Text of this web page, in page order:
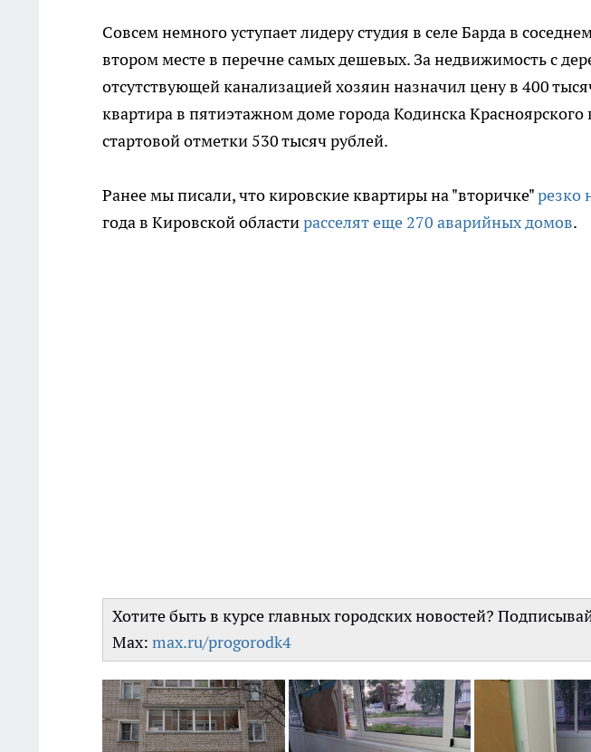
Совсем немного уступает лидеру студия в селе Барда в
втором месте в перечне самых дешевых. За недвижимость с
отсутствующей канализацией хозяин назначил цену в 400
квартира в пятиэтажном доме города Кодинска Красноярского
стартовой отметки 530 тысяч рублей.
Ранее мы писали, что кировские квартиры на "вторичке"резко
года в Кировской областирасселят еще 270 аварийных домов.
Хотите быть в курсе главных городских новостей?
Max: max.ru/progorodk4